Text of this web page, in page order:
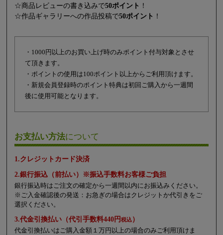
☆商品レビューの書き込みで50ポイント ！
☆作品ギャラリーへの作品投稿で50ポイント ！
・1000円以上のお買い上げ時のみポイント付与対象とさせ
て頂きます。
・ポイントの使用は100ポイント以上からご利用頂けます。
・新規会員登録時のポイント特典は初回ご購入から一週間
後に使用可能となります。
お支払い方法について
1.クレジットカード決済
2.銀行振込（前払い）※振込手数料お客様ご負担
銀行振込時はご注文の確定から一週間以内にお振込みください。
※ご入金確認後の発送：お急ぎの場合はクレジットか代引きをご
選択ください。
3.代金引換払い（代引手数料440円税込）
代金引換払いはご購入金額１万円以上の場合のみご利用頂けま